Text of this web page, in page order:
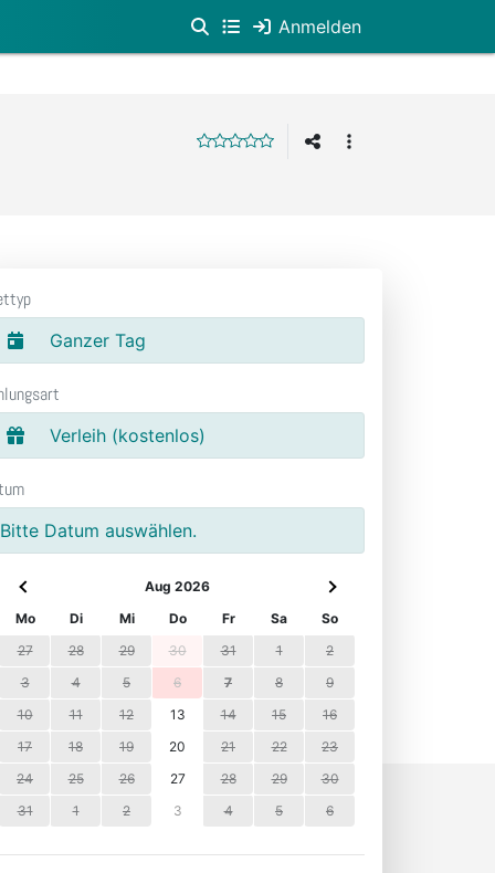
Anmelden
Ganzer Tag
Verleih (kostenlos)
Bitte Datum auswählen.
Aug 2026
Mo
Di Mi Do Fr Sa
So
27
28 29 30 31 1
2
3
4 5 6 7 8
9
10
11 12 13 14 15
16
17
18 19 20 21 22
23
24
25 26 27 28 29
30
31
1 2 3 4 5 6